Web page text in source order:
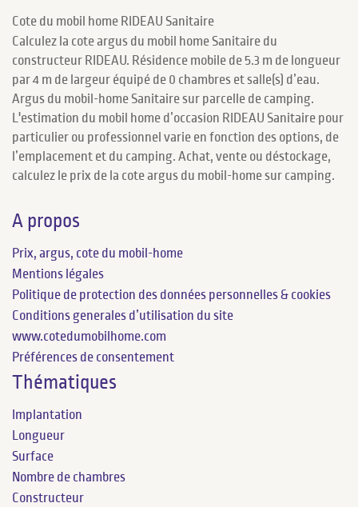
Cote du mobil home RIDEAU Sanitaire
Calculez la cote argus du mobil home Sanitaire du
constructeur RIDEAU. Résidence mobile de 5.3 m de longueur
par 4 m de largeur équipé de 0 chambres et salle(s) d’eau.
Argus du mobil-home Sanitaire sur parcelle de camping.
L'estimation du mobil home d’occasion RIDEAU Sanitaire pour
particulier ou professionnel varie en fonction des options, de
l’emplacement et du camping. Achat, vente ou déstockage,
calculez le prix de la cote argus du mobil-home sur camping.
A propos
Prix, argus, cote du mobil-home
Mentions légales
Politique de protection des données personnelles & cookies
Conditions generales d’utilisation du site
www.cotedumobilhome.com
Préférences de consentement
Thématiques
Implantation
Longueur
Surface
Nombre de chambres
Constructeur